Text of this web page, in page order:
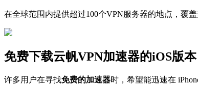
在全球范围内提供超过100个VPN服务器的地点，覆
免费下载云帆VPN加速器的iOS版本
许多用户在寻找免费的加速器时，希望能迅速在